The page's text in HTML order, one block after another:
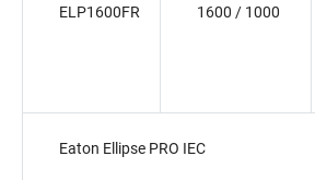
ELP1600FR 1600 / 1000
Eaton Ellipse PRO IEC